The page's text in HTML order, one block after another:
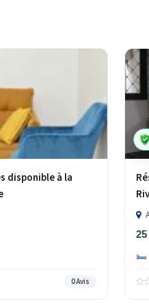
disponible à la
0 Avis